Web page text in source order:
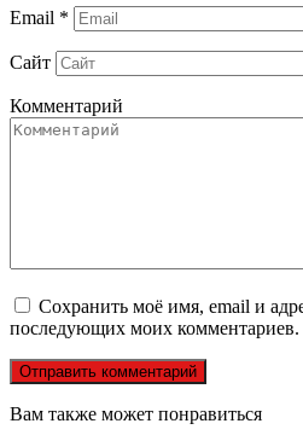
Email *
Сайт
Комментарий
Сохранить моё имя, email и
последующих моих комментариев.
Вам также может понравиться